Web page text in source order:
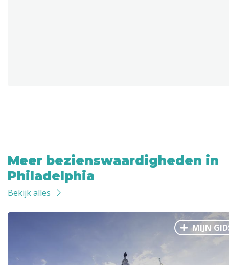
Meer bezienswaardigheden in
Philadelphia
Bekijk alles
MIJN